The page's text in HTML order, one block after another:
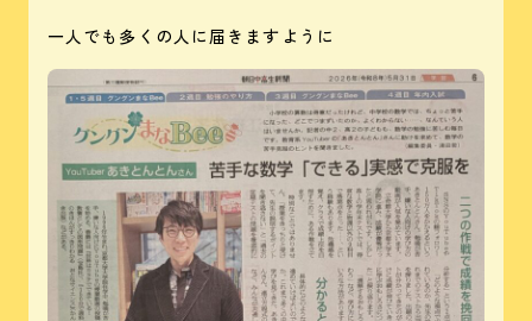
一人でも多くの人に届きますように